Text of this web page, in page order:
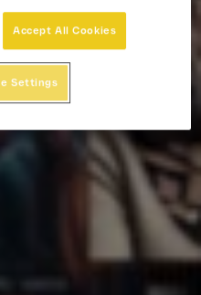
Accept All Cookies
Settings